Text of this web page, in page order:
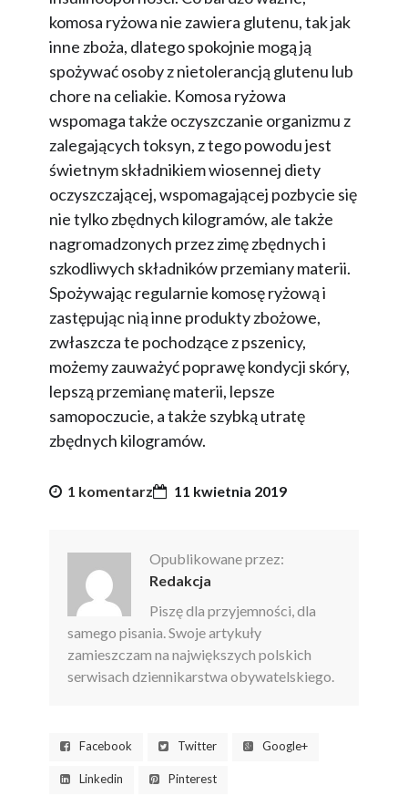
komosa ryżowa nie zawiera glutenu, tak jak
inne zboża, dlatego spokojnie mogą ją
spożywać osoby z nietolerancją glutenu lub
chore na celiakie. Komosa ryżowa
wspomaga także oczyszczanie organizmu z
zalegających toksyn, z tego powodu jest
świetnym składnikiem wiosennej diety
oczyszczającej, wspomagającej pozbycie się
nie tylko zbędnych kilogramów, ale także
nagromadzonych przez zimę zbędnych i
szkodliwych składników przemiany materii.
Spożywając regularnie komosę ryżową i
zastępując nią inne produkty zbożowe,
zwłaszcza te pochodzące z pszenicy,
możemy zauważyć poprawę kondycji skóry,
lepszą przemianę materii, lepsze
samopoczucie, a także szybką utratę
zbędnych kilogramów.
11 kwietnia 2019
1 komentarz
Opublikowane przez:
Redakcja
Piszę dla przyjemności, dla
samego pisania. Swoje artykuły
zamieszczam na największych polskich
serwisach dziennikarstwa obywatelskiego.
Facebook Twitter Google+
Linkedin Pinterest